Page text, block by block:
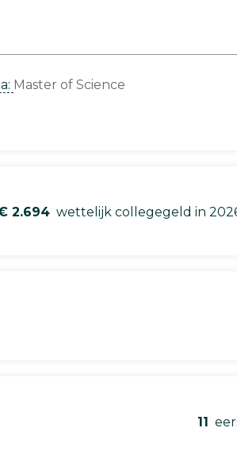
Master of Science
2.694 wettelijk collegegeld in
11